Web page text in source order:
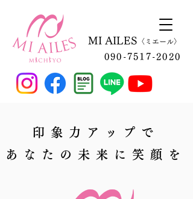
MI AILES 〈 ミ エール〉
090-7517-2020
印象力アップで
あなたの未来に笑顔を